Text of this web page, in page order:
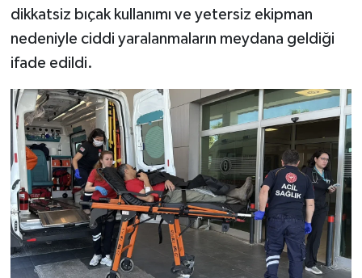
dikkatsiz bıçak kullanımı ve yetersiz ekipman
nedeniyle ciddi yaralanmaların meydana geldiği
ifade edildi.